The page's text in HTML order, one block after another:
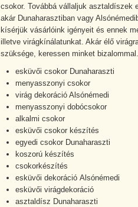
csokor. Továbbá vállaljuk
akár Dunaharasztiban vagy
kísérjük vásárlóink igényeit és ennek
illetve virágkínálatunkat. Akár élő
szüksége, keressen minket bizalommal.
esküvői csokor Dunaharaszti
menyasszonyi csokor
virág dekoráció Alsónémedi
menyasszonyi dobócsokor
alkalmi csokor
esküvői csokor készítés
egyedi csokor Dunaharaszti
koszorú készítés
csokorkészítés
esküvői dekoráció Alsónémedi
esküvői virágdekoráció
asztaldísz Dunaharaszti